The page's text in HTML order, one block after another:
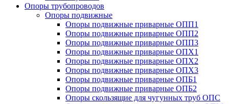
Опоры трубопроводов
Опоры подвижные
Опоры подвижные приварные ОПП1
Опоры подвижные приварные ОПП2
Опоры подвижные приварные ОПП3
Опоры подвижные приварные ОПХ1
Опоры подвижные приварные ОПХ2
Опоры подвижные приварные ОПХ3
Опоры подвижные приварные ОПБ1
Опоры подвижные приварные ОПБ2
Опоры скользящие для чугунных труб ОПС